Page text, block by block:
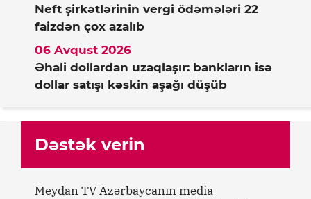
Neft şirkətlərinin vergi ödəmələri 22
faizdən çox azalıb
Əhali dollardan uzaqlaşır: bankların isə
dollar satışı kəskin aşağı düşüb
06 Avqust 2026
Dəstək verin
Meydan TV Azərbaycanın media